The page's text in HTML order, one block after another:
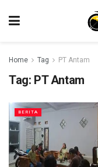
Home Tag PT Antam
Tag: PT Antam
BERITA